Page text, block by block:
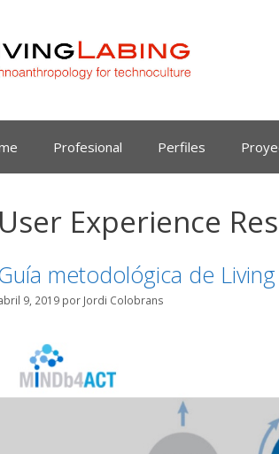
Profesional Perfiles
User Experience
metodológica de
9, 2019 por Jordi Colobrans